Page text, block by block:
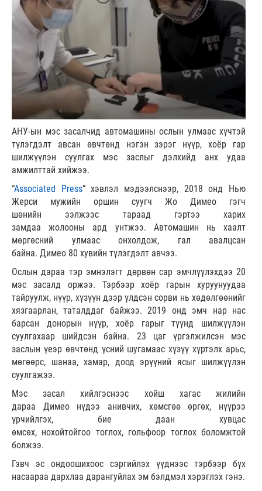
АНУ-ын мэс засалчид автомашины ослын улмаас хүчтэй
түлэгдэлт авсан өвчтөнд нэгэн зэрэг нүүр, хоёр гар
шилжүүлэн суулгах мэс заслыг дэлхийд анх удаа
амжилттай хийжээ.
“Associated Press” хэвлэл мэдээлснээр, 2018 онд Нью
Жерси мужийн оршин суугч Жо Димео гэгч
шөнийн ээлжээс тараад гэртээ харих
замдаа жолооны ард унтжээ. Автомашин нь хаалт
мөргөсний улмаас онхолдож, гал авалцсан
байна. Димео 80 хувийн түлэгдэлт авчээ.
Ослын дараа тэр эмнэлэгт дөрвөн сар эмчлүүлэхдээ 20
мэс засалд оржээ. Тэрбээр хоёр гарын хуруунуудаа
тайруулж, нүүр, хүзүүн дээр үлдсэн сорви нь хөдөлгөөнийг
хязгаарлан, таталддаг байжээ. 2019 онд эмч нар нас
барсан донорын нүүр, хоёр гарыг түүнд шилжүүлэн
суулгахаар шийдсэн байна. 23 цаг үргэлжилсэн мэс
заслын үеэр өвчтөнд үсний шугамаас хүзүү хүртэлх арьс,
мөгөөрс, шанаа, хамар, доод эрүүний ясыг шилжүүлэн
суулгажээ.
Мэс засал хийлгэснээс хойш хагас жилийн
дараа Димео нүдээ анивчих, хөмсгөө өргөх, нүүрээ
үрчийлгэх, бие даан хувцас
өмсөх, нохойтойгоо тоглох, гольфоор тоглох боломжтой
болжээ.
Гэвч эс ондоошихоос сэргийлэх үүднээс тэрбээр бүх
насаараа дархлаа дарангуйлах эм бэлдмэл хэрэглэх гэнэ.